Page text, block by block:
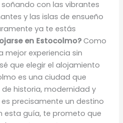
soñando con las vibrantes
y las islas de ensueño
ya te estás
en Estocolmo?Como
mejor experiencia sin
que elegir el alojamiento
es una ciudad que
historia, modernidad y
es precisamente un destino
esta guía, te prometo que